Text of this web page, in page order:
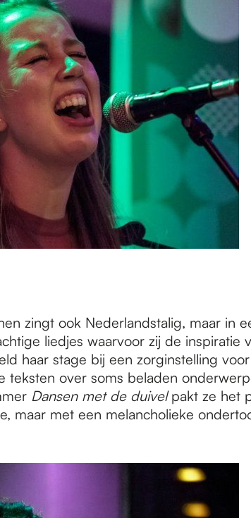
zingt ook Nederlandstalig, maar in
liedjes waarvoor zij de inspiratie
haar stage bij een zorginstelling voor
teksten over soms beladen
Dansen met de duivelpakt ze het
maar met een melancholieke